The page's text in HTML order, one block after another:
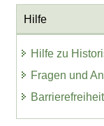
Hilfe
Hilfe zu
Fragen und
Barrierefreiheit